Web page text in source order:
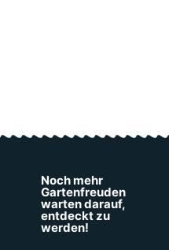
Noch mehr
Gartenfreuden
warten darauf,
entdeckt zu
werden!